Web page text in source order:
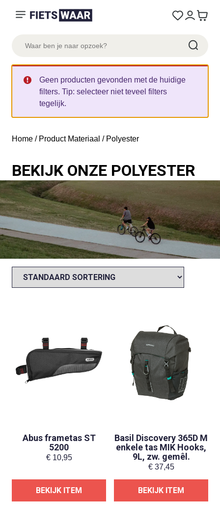
Geen producten gevonden met de huidige
filters. Tip: selecteer niet teveel filters
tegelijk.
Home / Product Materiaal / Polyester
BEKIJK ONZE POLYESTER
Abus frametas ST
5200
€10,95
BEKIJK ITEM
Basil Discovery 365D M
enkele tas MIK Hooks,
9L, zw. gemêl.
€37,45
BEKIJK ITEM